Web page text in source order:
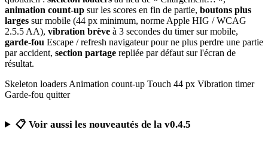
animation count-up sur les scores en fin de partie, boutons plus
larges sur mobile (44 px minimum, norme Apple HIG / WCAG
2.5.5 AA), vibration brève à 3 secondes du timer sur mobile,
garde-fou Escape / refresh navigateur pour ne plus perdre une partie
par accident, section partage repliée par défaut sur l'écran de
résultat.
Skeleton loaders Animation count-up Touch 44 px Vibration timer
Garde-fou quitter
📋 Voir aussi les nouveautés de la v0.4.5